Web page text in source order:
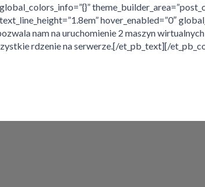
hover_enabled=”0″
nam na uruchomienie 2 maszyn
rdzenie na serwerze.[/et_pb_text][/